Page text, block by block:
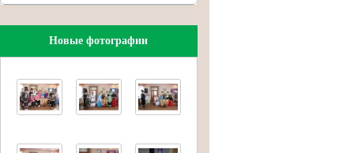
Новые фотографии